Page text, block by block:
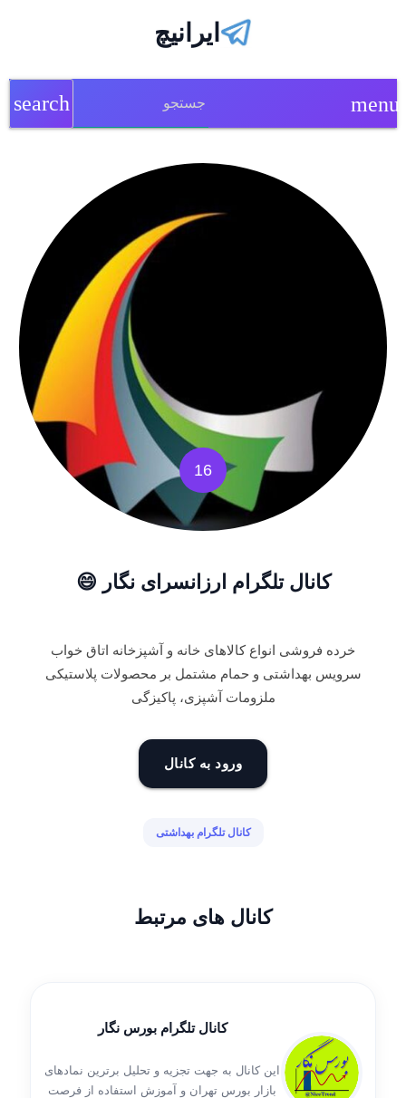
ایرانیچ
menu
search
16
کانال تلگرام ارزانسرای نگار 😄
خرده فروشی انواع کالاهای خانه و آشپزخانه اتاق خواب
سرویس بهداشتی و حمام مشتمل بر محصولات پلاستیکی
ملزومات آشپزی، پاکیزگی
ورود به کانال
کانال تلگرام بهداشتی
کانال های مرتبط
کانال تلگرام بورس نگار
این کانال به جهت تجزیه و تحلیل برترین نمادهای
بازار بورس تهران و آموزش استفاده از فرصت